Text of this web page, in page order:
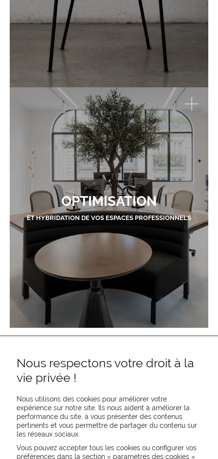
OPTIMISATION
ET HYBRIDATION DE VOS ESPACES PROFESSIONNELS
REJOIGNEZ-NOUS
CONTACTEZ-NOUS
NEWSLETTER
Nous respectons votre droit à la
vie privée !
Nous utilisons des cookies pour améliorer votre
expérience sur notre site. Ils nous aident à améliorer la
performance du site, à vous présenter des contenus
pertinents et vous permettre de partager du contenu sur
les réseaux sociaux.
Vous pouvez accepter tous les cookies ou configurer vos
préférences dans la section « paramètres des cookies »